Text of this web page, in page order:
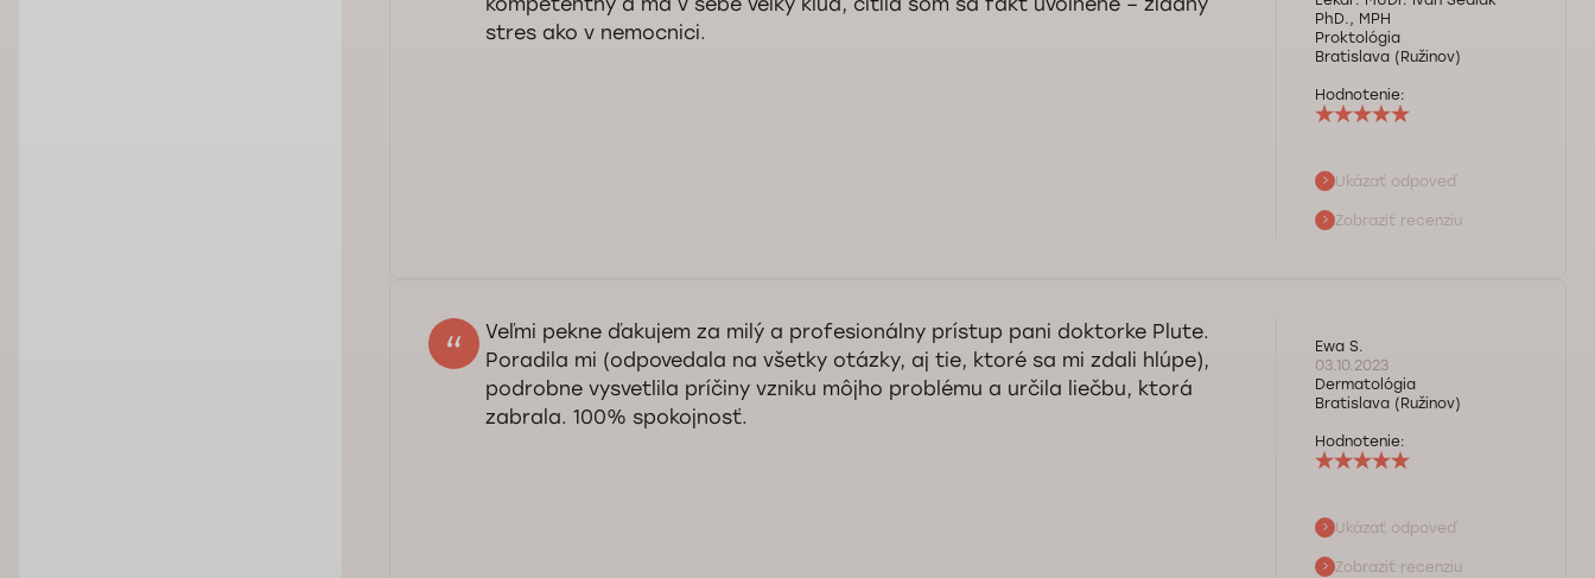
stres ako v nemocnici.
PhD., MPH
Proktológia
Bratislava (Ružinov)
Hodnotenie:
Ukázať odpoveď
Zobraziť recenziu
Veľmi pekne ďakujem za milý a profesionálny prístup pani doktorke Plute.
Poradila mi (odpovedala na všetky otázky, aj tie, ktoré sa mi zdali hlúpe),
podrobne vysvetlila príčiny vzniku môjho problému a určila liečbu, ktorá
zabrala. 100% spokojnosť.
Ewa S.
03.10.2023
Dermatológia
Bratislava (Ružinov)
Hodnotenie:
Ukázať odpoveď
Zobraziť recenziu